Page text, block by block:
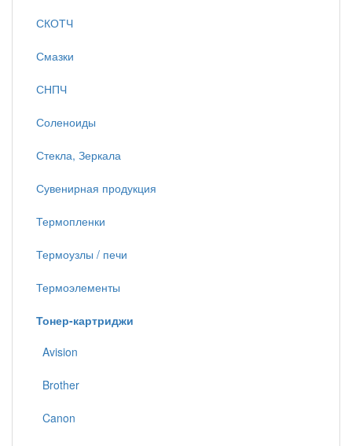
СКОТЧ
Смазки
СНПЧ
Соленоиды
Стекла, Зеркала
Сувенирная продукция
Термопленки
Термоузлы / печи
Термоэлементы
Тонер-картриджи
Avision
Brother
Canon